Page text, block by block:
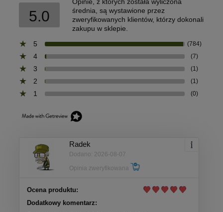
5.0
średnia, są wystawione przez
zweryfikowanych klientów, którzy dokonali
zakupu w sklepie.
5
(784)
4 (7)
3 (1)
2 (1)
1 (0)
Radek
Dodano: 2026-08-07
Opinia zweryfikowana
Ocena produktu:
Dodatkowy komentarz: